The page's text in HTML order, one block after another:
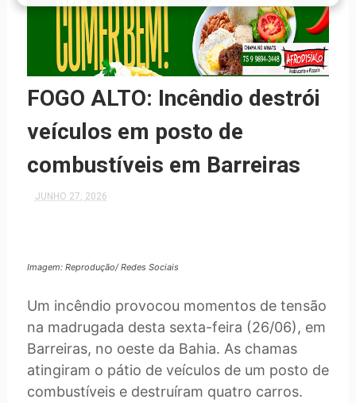
FOGO ALTO: Incêndio destrói
veículos em posto de
combustíveis em Barreiras
JUNHO 27, 2026
Imagem: Reprodução/ Redes Sociais
Um incêndio provocou momentos de tensão
na madrugada desta sexta-feira (26/06), em
Barreiras, no oeste da Bahia. As chamas
atingiram o pátio de veículos de um posto de
combustíveis e destruíram quatro carros.